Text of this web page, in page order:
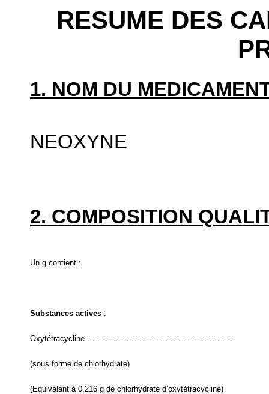
RESUME DES
1. NOM DU
NEOXYNE
2. COMPOSITION
Un g contient :
Substances actives :
Oxytétracycline …………………………………………………
(sous forme de chlorhydrate)
(Equivalant à 0,216 g de chlorhydrate d’oxytétracycline)